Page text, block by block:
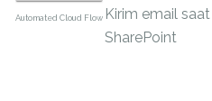
Automated Cloud Flow Kirim email
SharePoint